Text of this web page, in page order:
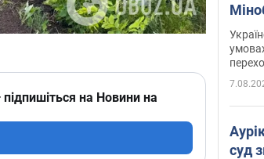
на Новини на
суд